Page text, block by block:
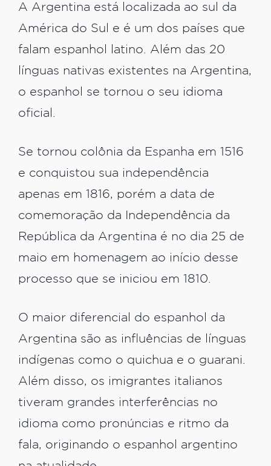
A Argentina está localizada ao sul da
América do Sul e é um dos países que
falam espanhol latino. Além das 20
línguas nativas existentes na Argentina,
o espanhol se tornou o seu idioma
oficial.
Se tornou colônia da Espanha em 1516
e conquistou sua independência
apenas em 1816, porém a data de
comemoração da Independência da
República da Argentina é no dia 25 de
maio em homenagem ao início desse
processo que se iniciou em 1810.
O maior diferencial do espanhol da
Argentina são as influências de línguas
indígenas como o quichua e o guarani.
Além disso, os imigrantes italianos
tiveram grandes interferências no
idioma como pronúncias e ritmo da
fala, originando o espanhol argentino